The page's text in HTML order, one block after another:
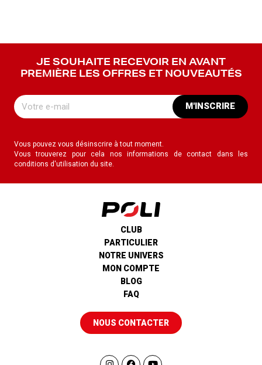
JE SOUHAITE RECEVOIR EN AVANT
PREMIÈRE LES OFFRES ET NOUVEAUTÉS
M'INSCRIRE
Vous pouvez vous désinscrire à tout moment.
Vous trouverez pour cela nos informations de contact dans les
conditions d'utilisation du site.
CLUB
PARTICULIER
NOTRE UNIVERS
MON COMPTE
BLOG
FAQ
NOUS CONTACTER